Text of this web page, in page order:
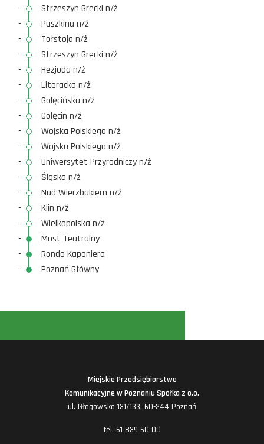
-
Strzeszyn Grecki n/ż
-
Puszkina n/ż
-
Tołstoja n/ż
-
Strzeszyn Grecki n/ż
-
Hezjoda n/ż
-
Literacka n/ż
-
Golęcińska n/ż
-
Golęcin n/ż
-
Wojska Polskiego n/ż
-
Wojska Polskiego n/ż
-
Uniwersytet Przyrodniczy n/ż
-
Śląska n/ż
-
Nad Wierzbakiem n/ż
-
Klin n/ż
-
Wielkopolska n/ż
-
Most Teatralny
-
Rondo Kaponiera
-
Poznań Główny
Miejskie Przedsiębiorstwo
Komunikacyjne w Poznaniu Spółka z o.o.
ul. Głogowska 131/133, 60-244 Poznań
tel. 61 839 60 00